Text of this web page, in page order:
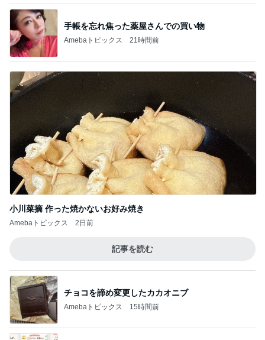
手帳を忘れ焦った薬屋さんでの買い物
Amebaトピックス 21時間前
小川菜摘 作った焼かないお好み焼き
Amebaトピックス 2日前
記事を読む
チョコを諦め変更したカカオニブ
Amebaトピックス 15時間前